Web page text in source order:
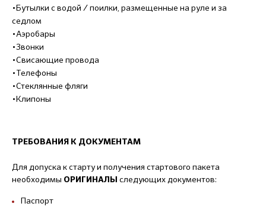
•Бутылки с водой / поилки, размещенные на руле и за
седлом
•Аэробары
•Звонки
•Свисающие провода
•Телефоны
•Стеклянные фляги
•Клипоны
ТРЕБОВАНИЯ К ДОКУМЕНТАМ
Для допуска к старту и получения стартового пакета
необходимы ОРИГИНАЛЫ следующих документов:
Паспорт